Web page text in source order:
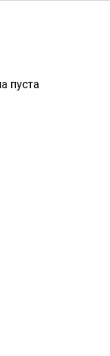
пуста